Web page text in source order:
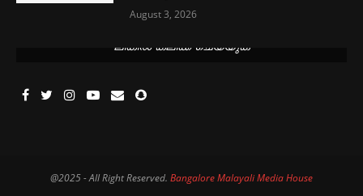
August 3, 2026
ലിങ്കിൽ ക്ലിക്ക് ചെയ്യുക
@2025 - All Right Reserved. Bangalore Malayali Media House